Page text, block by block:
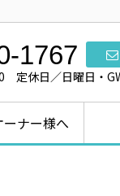
1767
定休日／日曜日・
ナー様へ